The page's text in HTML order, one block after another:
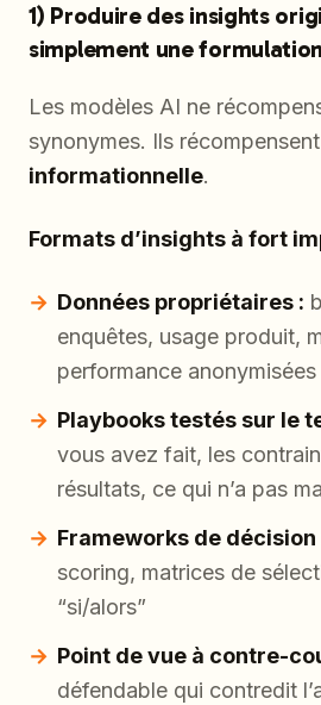
1) Produire des insights
simplement une
Les modèles AI ne
synonymes. Ils
informationnelle.
Formats d’insights à fort
Données propriétaires :
enquêtes, usage produit,
performance anonymisées
Playbooks testés sur le
vous avez fait, les
résultats, ce qui n’a pas
Frameworks de décision
scoring, matrices de
“si/alors”
Point de vue à contre-
défendable qui contredit